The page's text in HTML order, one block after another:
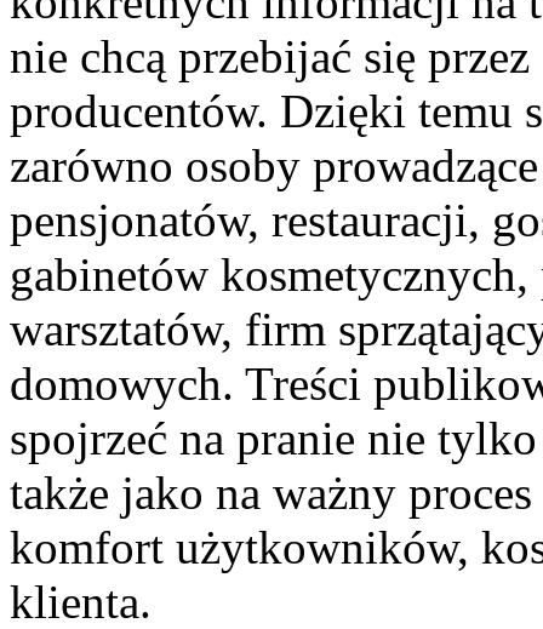
nie chcą przebijać się
producentów. Dzięki temu
zarówno osoby
pensjonatów, restauracji,
gabinetów
warsztatów, firm
domowych. Treści
spojrzeć na pranie nie
także jako na ważny
komfort użytkowników,
klienta.